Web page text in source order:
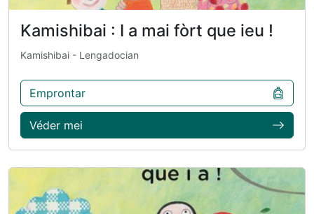
Kamishibai : I a mai fòrt que ieu !
Kamishibai - Lengadocian
Emprontar
Véder mei